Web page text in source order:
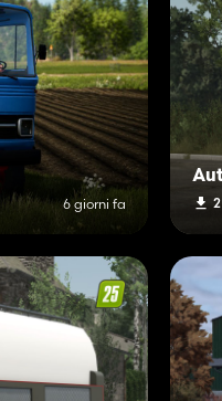
6 giorni fa